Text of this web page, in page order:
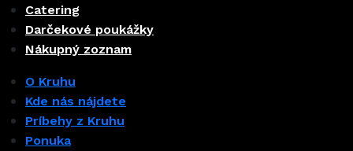
Catering
Darčekové poukážky
Nákupný zoznam
O Kruhu
Kde nás nájdete
Príbehy z Kruhu
Ponuka